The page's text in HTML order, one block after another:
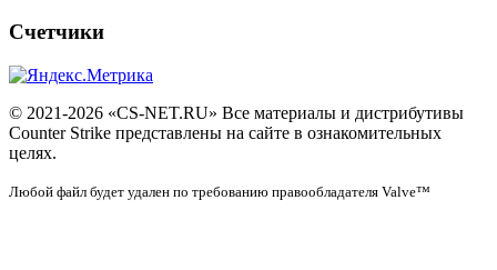
Счетчики
© 2021-2026 «CS-NET.RU» Все материалы и дистрибутивы
Counter Strike представлены на сайте в ознакомительных
целях.
Любой файл будет удален по требованию правообладателя Valve™